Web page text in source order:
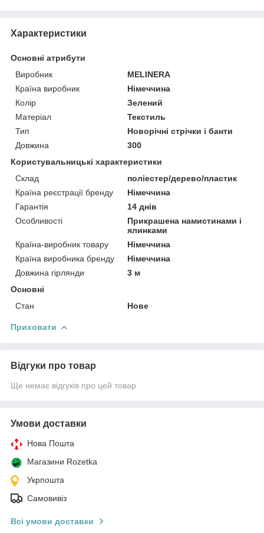
Характеристики
Основні атрибути
Виробник
MELINERA
Країна виробник
Німеччина
Колір
Зелений
Матеріал
Текстиль
Тип
Новорічні стрічки і банти
Довжина
300
Користувальницькі характеристики
Склад
поліестер/дерево/пластик
Країна реєстрації бренду
Німеччина
Гарантія
14 днів
Особливості
Прикрашена намистинами і
ялинками
Країна-виробник товару
Німеччина
Країна виробника бренду
Німеччина
Довжина гірлянди
3 м
Основні
Стан
Нове
Приховати
Відгуки про товар
Ще немає відгуків про цей товар
Умови доставки
Нова Пошта
Магазини Rozetka
Укрпошта
Самовивіз
Всі умови доставки